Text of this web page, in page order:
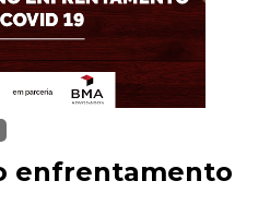
enfrentamento